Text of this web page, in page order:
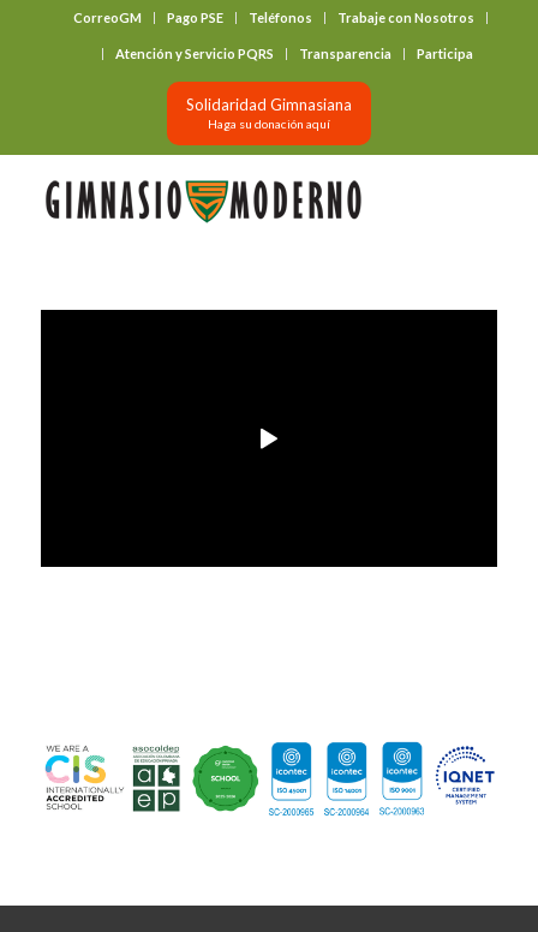
CorreoGM Pago PSE Teléfonos Trabaje con Nosotros
Atención y Servicio PQRS Transparencia Participa
Solidaridad Gimnasiana
Haga su donación aquí